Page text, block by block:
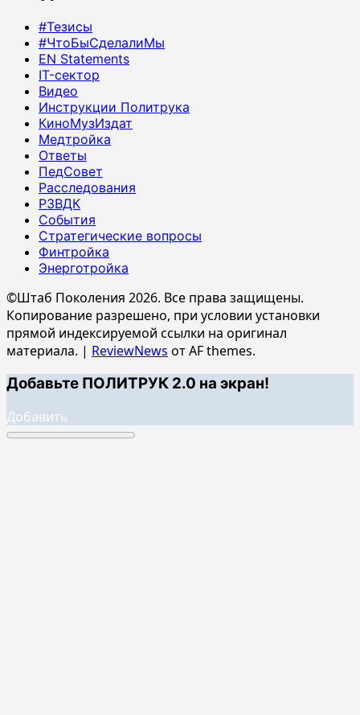
#Тезисы
#ЧтоБыСделалиМы
EN Statements
IT-сектор
Видео
Инструкции Политрука
КиноМузИздат
Медтройка
Ответы
ПедСовет
Расследования
РЗВДК
События
Стратегические вопросы
Финтройка
Энерготройка
©Штаб Поколения 2026. Все права защищены.
Копирование разрешено, при условии установки
прямой индексируемой ссылки на оригинал
материала. | ReviewNews от AF themes.
Добавьте ПОЛИТРУК 2.0 на экран!
Добавить